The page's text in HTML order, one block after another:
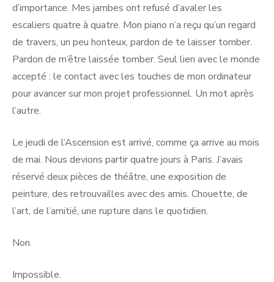
d’importance. Mes jambes ont refusé d’avaler les
escaliers quatre à quatre. Mon piano n’a reçu qu’un regard
de travers, un peu honteux, pardon de te laisser tomber.
Pardon de m’être laissée tomber. Seul lien avec le monde
accepté : le contact avec les touches de mon ordinateur
pour avancer sur mon projet professionnel. Un mot après
l’autre.
Le jeudi de l’Ascension est arrivé, comme ça arrive au mois
de mai. Nous devions partir quatre jours à Paris. J’avais
réservé deux pièces de théâtre, une exposition de
peinture, des retrouvailles avec des amis. Chouette, de
l’art, de l’amitié, une rupture dans le quotidien.
Non.
Impossible.